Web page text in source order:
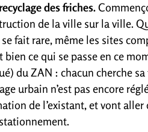
des friches.
de la ville sur la ville.
fait rare, même les sites
bien ce qui se passe en ce
du ZAN : chacun cherche
urbain n’est pas encore
de l’existant, et vont aller